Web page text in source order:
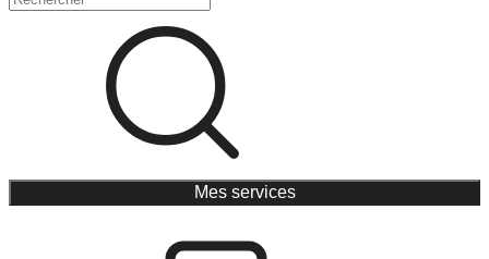
Mes services